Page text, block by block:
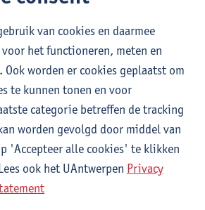
- twee clusters te kiezen uit
zijn verplicht te volgen - 12 studiepunten
van cookies en daarmee
het functioneren, meten en
worden er cookies geplaatst om
te kunnen tonen en voor
categorie betreffen de tracking
worden gevolgd door middel van
'Accepteer alle cookies' te klikken
ook het UAntwerpen Privacy